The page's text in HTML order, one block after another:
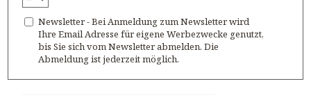
Newsletter - Bei Anmeldung zum Newsletter wird
Ihre Email Adresse für eigene Werbezwecke genutzt,
bis Sie sich vom Newsletter abmelden. Die
Abmeldung ist jederzeit möglich.